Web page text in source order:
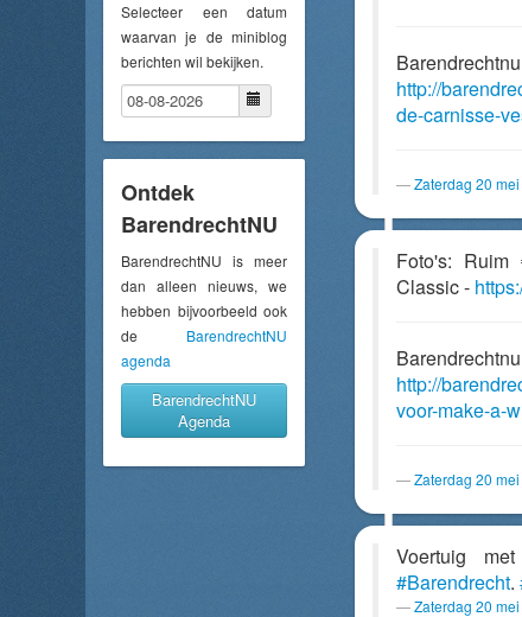
Selecteer een datum
waarvan je de miniblog
berichten wil bekijken.
Ontdek
BarendrechtNU
BarendrechtNU is meer
dan alleen nieuws, we
hebben bijvoorbeeld ook
de BarendrechtNU
agenda
BarendrechtNU
Agenda
http://
de-carnisse-
Zaterdag 20
Foto's: Ruim
Classic -
http://
voor-make-a-
Zaterdag 20
Voertuig
#Barendrecht.
Zaterdag 20